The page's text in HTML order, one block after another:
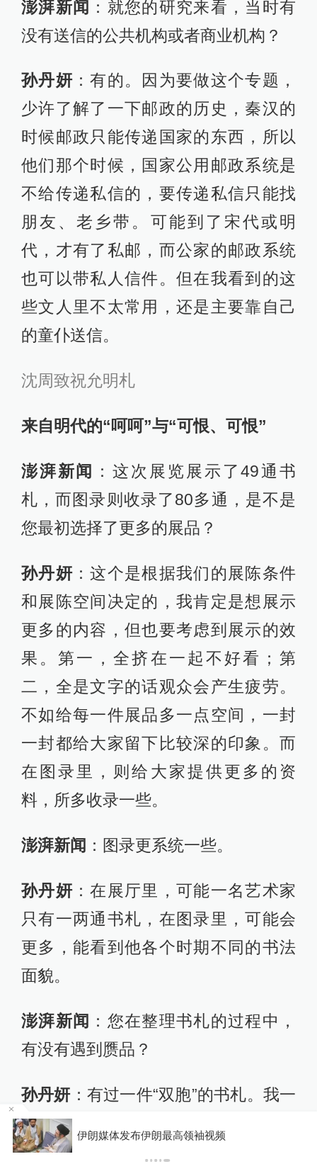
澎湃新闻 ：就您的研究来看，当时有
没有送信的公共机构或者商业机构？
孙丹妍：有的。因为要做这个专题，
少许了解了一下邮政的历史，秦汉的
时候邮政只能传递国家的东西，所以
他们那个时候，国家公用邮政系统是
不给传递私信的，要传递私信只能找
朋友、老乡带。可能到了宋代或明
代，才有了私邮，而公家的邮政系统
也可以带私人信件。但在我看到的这
些文人里不太常用，还是主要靠自己
的童仆送信。
沈周致祝允明札
来自明代的“呵呵”与“可恨、可恨”
澎湃新闻
：这次展览展示了49通书
札，而图录则收录了80多通，是不是
您最初选择了更多的展品？
孙丹妍：这个是根据我们的展陈条件
和展陈空间决定的，我肯定是想展示
更多的内容，但也要考虑到展示的效
果。第一，全挤在一起不好看；第
二，全是文字的话观众会产生疲劳。
不如给每一件展品多一点空间，一封
一封都给大家留下比较深的印象。而
在图录里，则给大家提供更多的资
料，所多收录一些。
澎湃新闻 ：图录更系统一些。
孙丹妍：在展厅里，可能一名艺术家
只有一两通书札，在图录里，可能会
更多，能看到他各个时期不同的书法
面貌。
澎湃新闻 ：您在整理书札的过程中，
有没有遇到赝品？
孙丹妍：有过一件“双胞”的书札。我一
开始没有想到，觉得书札不会有人作
假，没想到里面的情况很复杂。可能
伊朗媒体发布伊朗最高领袖视频